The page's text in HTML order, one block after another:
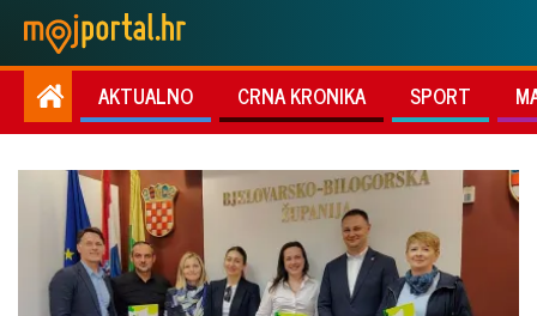
AKTUALNO CRNA KRONIKA SPORT